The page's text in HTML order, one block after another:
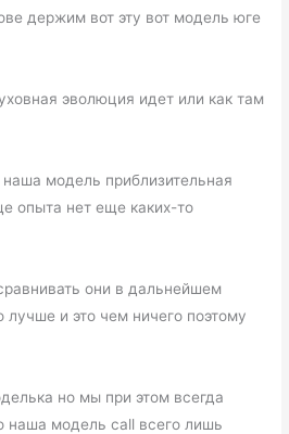
держим вот эту вот модель юге
эволюция идет или как там
модель приблизительная
опыта нет еще каких-то
они в дальнейшем
лучше и это чем ничего поэтому
но мы при этом всегда
наша модель call всего лишь